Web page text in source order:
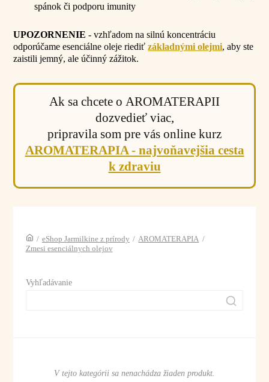
spánok či podporu imunity
UPOZORNENIE - vzhľadom na silnú koncentráciu
odporúčame esenciálne oleje riediťzákladnými olejmi, aby ste
zaistili jemný, ale účinný zážitok.
Ak sa chcete o AROMATERAPII
dozvedieť viac,
pripravila som pre vás online kurz
AROMATERAPIA - najvoňavejšia cesta
k zdraviu
/ eShop Jarmilkine z prírody / AROMATERAPIA /
Zmesi esenciálnych olejov
Vyhľadávanie
V tejto kategórii sa nenachádza žiaden produkt.